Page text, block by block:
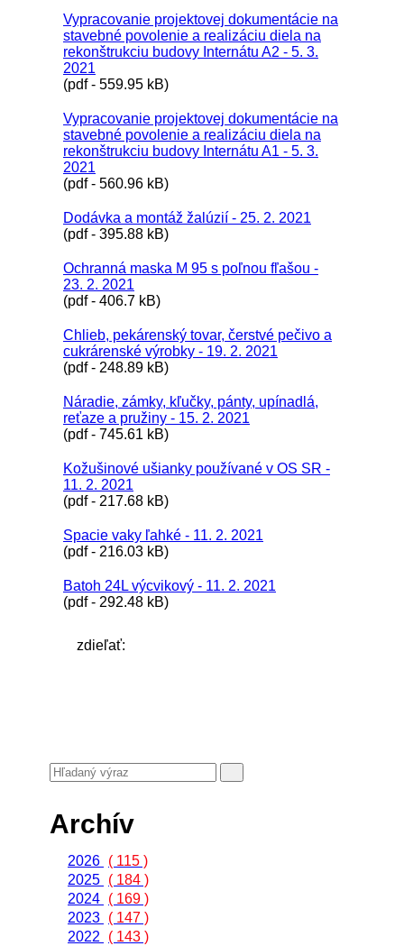
Vypracovanie projektovej dokumentácie na
stavebné povolenie a realizáciu diela na
rekonštrukciu budovy Internátu A2 - 5. 3.
2021
(pdf - 559.95 kB)
Vypracovanie projektovej dokumentácie na
stavebné povolenie a realizáciu diela na
rekonštrukciu budovy Internátu A1 - 5. 3.
2021
(pdf - 560.96 kB)
Dodávka a montáž žalúzií - 25. 2. 2021
(pdf - 395.88 kB)
Ochranná maska M 95 s poľnou fľašou -
23. 2. 2021
(pdf - 406.7 kB)
Chlieb, pekárenský tovar, čerstvé pečivo a
cukrárenské výrobky - 19. 2. 2021
(pdf - 248.89 kB)
Náradie, zámky, kľučky, pánty, upínadlá,
reťaze a pružiny - 15. 2. 2021
(pdf - 745.61 kB)
Kožušinové ušianky používané v OS SR -
11. 2. 2021
(pdf - 217.68 kB)
Spacie vaky ľahké - 11. 2. 2021
(pdf - 216.03 kB)
Batoh 24L výcvikový - 11. 2. 2021
(pdf - 292.48 kB)
zdieľať:
Archív
2026 ( 115 )
2025 ( 184 )
2024 ( 169 )
2023 ( 147 )
2022
( 143 )